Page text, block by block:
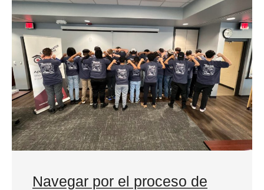
Navegar por el proceso de